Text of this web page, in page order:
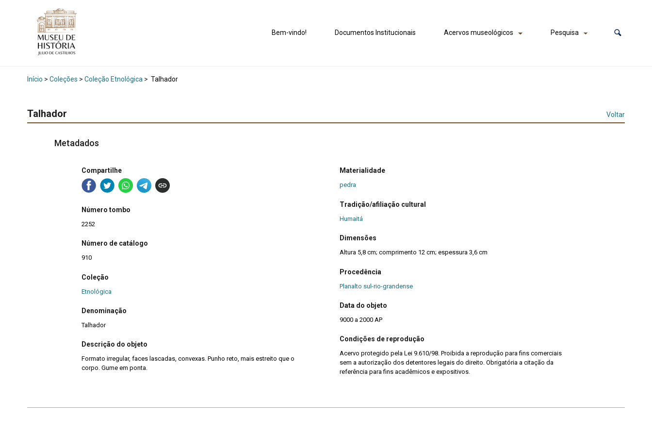
Bem-vindo! Documentos Institucionais Acervos museológicos Pesquisa
Início > Coleções > Coleção Etnológica > Talhador
Talhador Voltar
Metadados
Compartilhe
Número tombo
2252
Número de catálogo
910
Coleção
Etnológica
Denominação
Talhador
Descrição do objeto
Formato irregular, faces lascadas, convexas. Punho reto, mais estreito que o
corpo. Gume em ponta.
Materialidade
pedra
Tradição/afiliação cultural
Humaitá
Dimensões
Altura 5,8 cm; comprimento 12 cm; espessura 3,6 cm
Procedência
Planalto sul-rio-grandense
Data do objeto
9000 a 2000 AP
Condições de reprodução
Acervo protegido pela Lei 9.610/98. Proibida a reprodução para fins comerciais
sem a autorização dos detentores legais do direito. Obrigatória a citação da
referência para fins acadêmicos e expositivos.